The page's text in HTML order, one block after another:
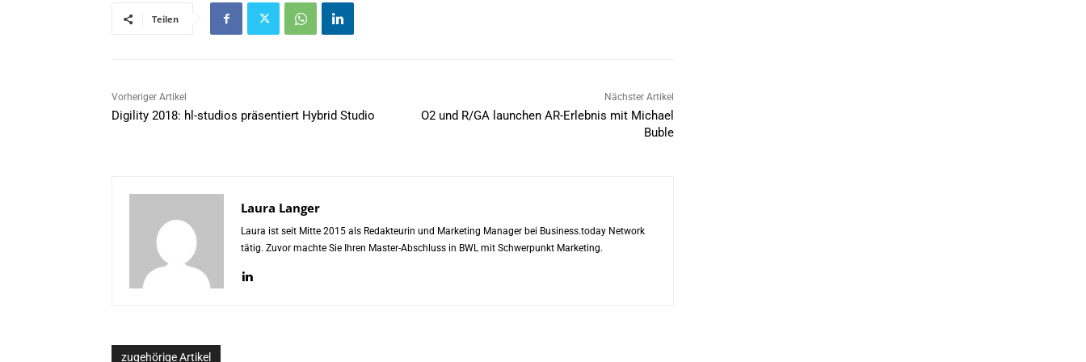
Teilen
Vorheriger Artikel
Digility 2018: hl-studios präsentiert Hybrid Studio
Nächster Artikel
O2 und R/GA launchen AR-Erlebnis mit Michael
Buble
Laura Langer
Laura ist seit Mitte 2015 als Redakteurin und Marketing Manager bei Business.today Network
tätig. Zuvor machte Sie Ihren Master-Abschluss in BWL mit Schwerpunkt Marketing.
zugehörige Artikel